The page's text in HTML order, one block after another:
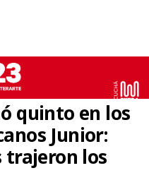
quinto en los
Junior:
trajeron los